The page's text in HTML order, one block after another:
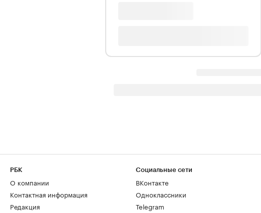
РБК
О компании
Контактная информация
Редакция
Социальные сети
ВКонтакте
Одноклассники
Telegram